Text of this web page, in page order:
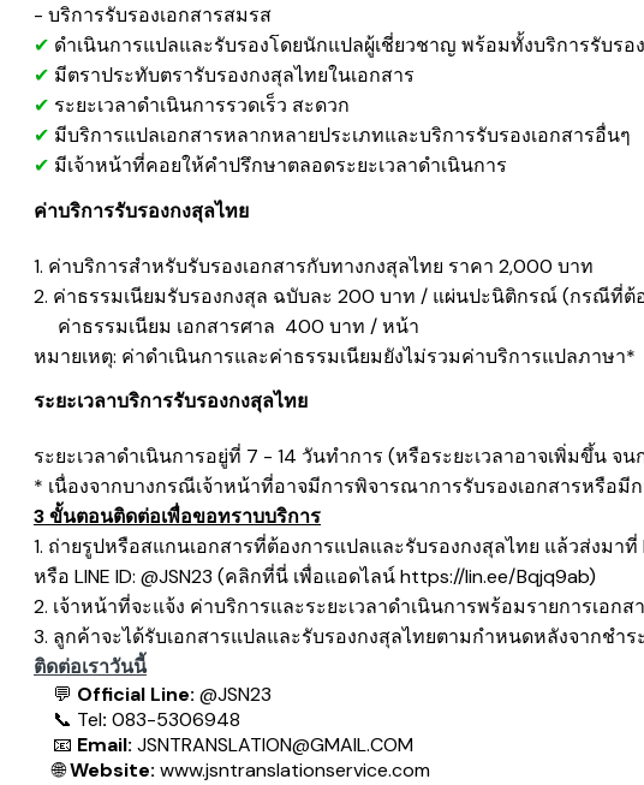
- บริการรับรองเอกสารสมรส
✔ ดำเนินการแปลและรับรองโดยนักแปลผู้เชี่ยวชาญ พร้อมทั้งบริการรับรอ
✔ มีตราประทับตรารับรองกงสุลไทยในเอกสาร
✔ ระยะเวลาดำเนินการรวดเร็ว สะดวก
✔ มีบริการแปลเอกสารหลากหลายประเภทและบริการรับรองเอกสารอื่นๆ
✔ มีเจ้าหน้าที่คอยให้คำปรึกษาตลอดระยะเวลาดำเนินการ
ค่าบริการรับรองกงสุลไทย
1. ค่าบริการสำหรับรับรองเอกสารกับทางกงสุลไทย ราคา 2,000 บาท
2. ค่าธรรมเนียมรับรองกงสุล ฉบับละ 200 บาท / แผ่นปะนิติกรณ์ (กรณีที่ต้
ค่าธรรมเนียม เอกสารศาล 400 บาท / หน้า
หมายเหตุ: ค่าดำเนินการและค่าธรรมเนียมยังไม่รวมค่าบริการแปลภาษา*
ระยะเวลาบริการรับรองกงสุลไทย
ระยะเวลาดำเนินการอยู่ที่ 7 - 14 วันทำการ (หรือระยะเวลาอาจเพิ่มขึ้น จ
* เนื่องจากบางกรณีเจ้าหน้าที่อาจมีการพิจารณาการรับรองเอกสารหรือมี
3 ขั้นตอนติดต่อเพื่อขอทราบบริการ
1. ถ่ายรูปหรือสแกนเอกสารที่ต้องการแปลและรับรองกงสุลไทย แล้วส่งมาที่
หรือ LINE ID: @JSN23 ​(คลิกที่นี่ เพื่อแอดไลน์https://lin.ee/Bqjq9ab)
2. เจ้าหน้าที่จะแจ้ง ค่าบริการและระยะเวลาดำเนินการพร้อมรายการเอก
3. ลูกค้าจะได้รับเอกสารแปลและรับรองกงสุลไทยตามกำหนดหลังจากชำร
ติดต่อเราวันนี้
💬 Official Line: @JSN23
📞 Tel: 083-5306948
📧 Email: JSNTRANSLATION@GMAIL.COM
🌐Website: www.jsntranslationservice.com